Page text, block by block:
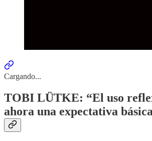
Cargando...
TOBI LÜTKE: “El uso
ahora una expectativa